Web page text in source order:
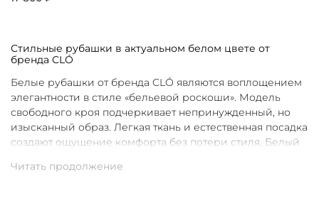
Стильные рубашки в актуальном белом цвете от
бренда CLÓ
Белые рубашки от бренда CLÓ являются воплощением
элегантности в стиле «бельевой роскоши». Модель
свободного кроя подчеркивает непринужденный, но
изысканный образ. Легкая ткань и естественная посадка
создают ощущение комфорта без потери стиля. Белый
чистоты и универсальности. Такая рубашка легко